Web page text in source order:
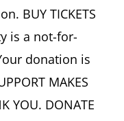
BUY TICKETS
is a not-for-
donation is
MAKES
YOU. DONATE